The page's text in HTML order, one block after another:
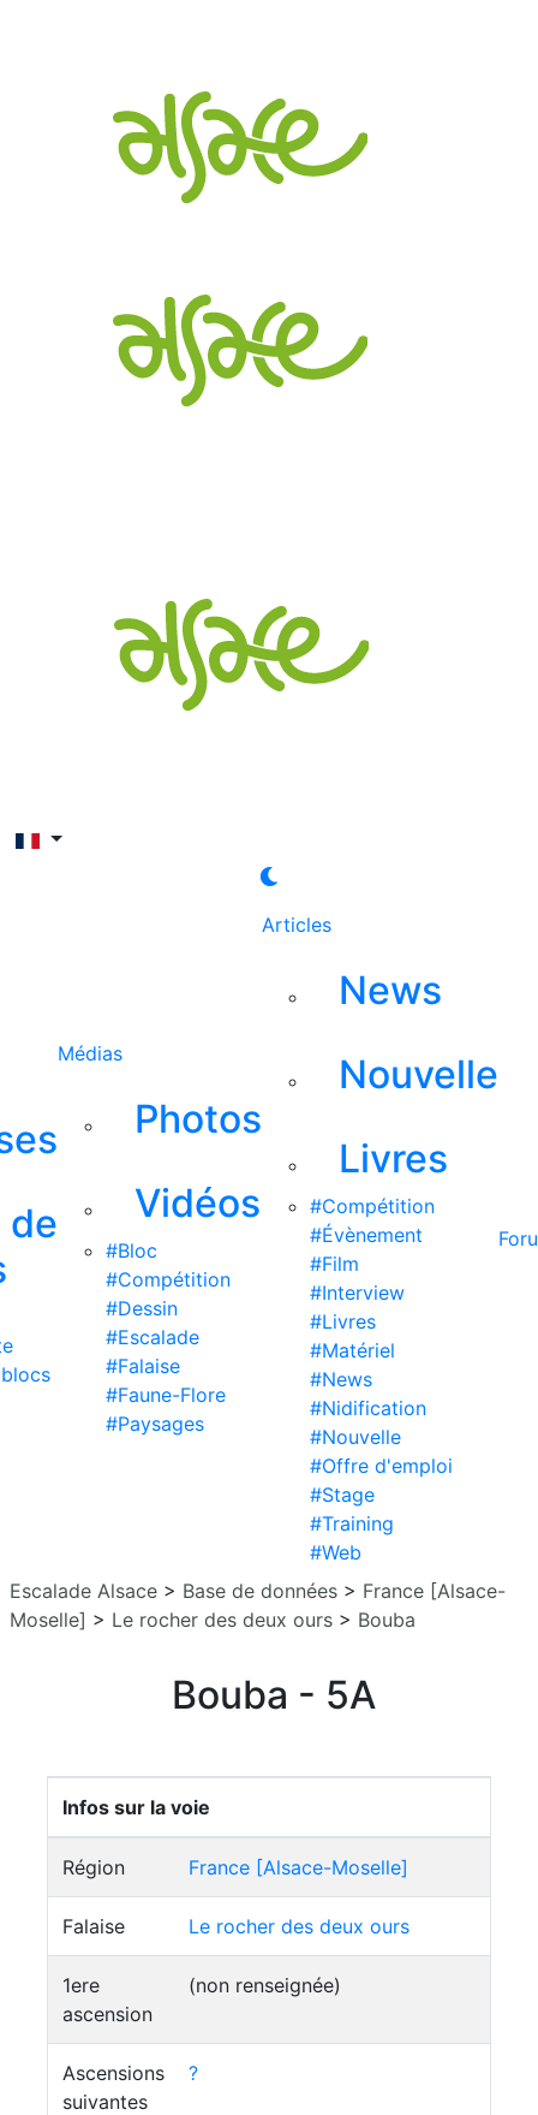
de
Médias
Photos
Vidéos
#Bloc
#Compétition
#Dessin
#Escalade
#Falaise
#Faune-Flore
#Paysages
Articles
News
Nouvelle
Livres
#Compétition
#Évènement
#Film
#Interview
#Livres
#Matériel
#News
#Nidification
#Nouvelle
#Offre d'emploi
#Stage
#Training
#Web
Escalade Alsace > Base de données > France [Alsace-
Moselle] > Le rocher des deux ours > Bouba
Bouba - 5A
Infos sur la voie
Région France [Alsace-Moselle]
Falaise Le rocher des deux ours
1ere
ascension
(non renseignée)
Ascensions
suivantes
?